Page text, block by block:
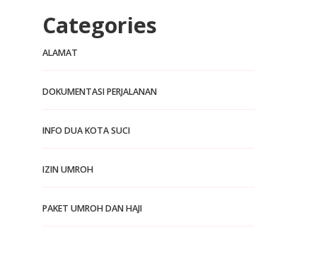
Categories
ALAMAT
DOKUMENTASI PERJALANAN
INFO DUA KOTA SUCI
IZIN UMROH
PAKET UMROH DAN HAJI